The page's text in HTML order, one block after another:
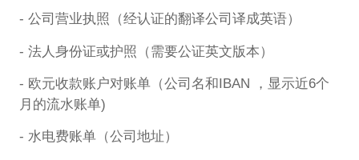
- 公司营业执照（经认证的翻译公司译成英语）
- 法人身份证或护照（需要公证英文版本）
- 欧元收款账户对账单（公司名和IBAN ，显示近6个
月的流水账单)
- 水电费账单（公司地址）